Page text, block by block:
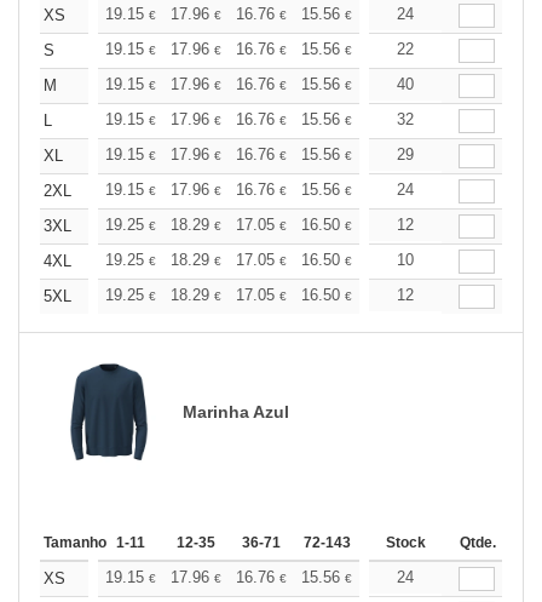
XS 19.15 € 17.96 € 16.76 € 15.56 € 14.36€
24
S
19.15 € 17.96 € 16.76 € 15.56 € 14.36€
22
M
19.15 € 17.96 € 16.76 € 15.56 € 14.36€
40
L
19.15 € 17.96 € 16.76 € 15.56 € 14.36€
32
XL
19.15 € 17.96 € 16.76 € 15.56 € 14.36€
29
2XL
19.15 € 17.96 € 16.76 € 15.56 € 14.36€
24
3XL
19.25 € 18.29 € 17.05 € 16.50 € 15.68€
12
4XL
19.25 € 18.29 € 17.05 € 16.50 € 15.68€
10
5XL
19.25 € 18.29 € 17.05 € 16.50 € 15.68€
12
Marinha Azul
Tamanho 1-11 12-35 36-71 72-143 144-287 288 +
Stock Qtde.
XS 19.15 € 17.96 € 16.76 € 15.56 € 14.36€
24